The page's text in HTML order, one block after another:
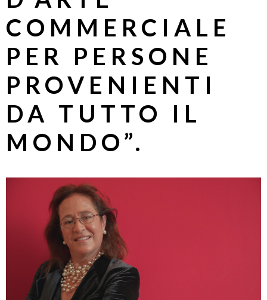
COMMERCIALE
PER PERSONE
PROVENIENTI
DA TUTTO IL
MONDO”.